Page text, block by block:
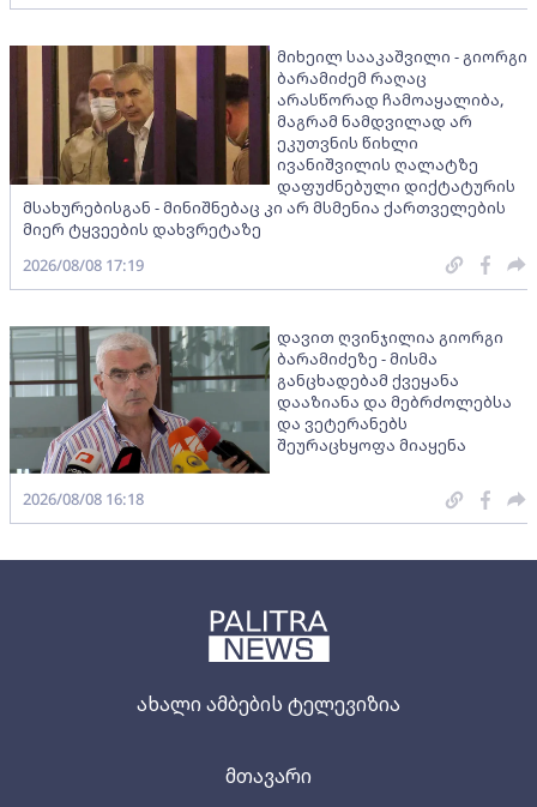
ახალი ამბების ტელევიზია
მთავარი
მიხეილ სააკაშვილი - გიორგი
ბარამიძემ რაღაც
არასწორად ჩამოაყალიბა,
მაგრამ ნამდვილად არ
ეკუთვნის წიხლი
ივანიშვილის ღალატზე
დაფუძნებული დიქტატურის
მსახურებისგან - მინიშნებაც კი არ მსმენია ქართველების
მიერ ტყვეების დახვრეტაზე
2026/08/08 17:19
დავით ღვინჯილია გიორგი
ბარამიძეზე - მისმა
განცხადებამ ქვეყანა
დააზიანა და მებრძოლებსა
და ვეტერანებს
შეურაცხყოფა მიაყენა
2026/08/08 16:18